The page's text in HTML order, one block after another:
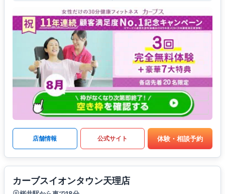
店舗情報 公式サイト 体験・相談予約
カーブスイオンタウン天理店